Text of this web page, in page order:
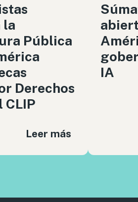
la
Pública
Derechos
CLIP
Leer más
IA